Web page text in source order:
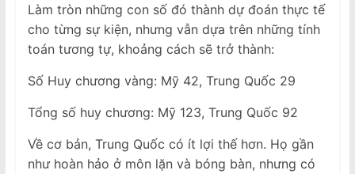
Làm tròn những con số đó thành dự đoán thực tế
cho từng sự kiện, nhưng vẫn dựa trên những tính
toán tương tự, khoảng cách sẽ trở thành:
Số Huy chương vàng: Mỹ 42, Trung Quốc 29
Tổng số huy chương: Mỹ 123, Trung Quốc 92
Về cơ bản, Trung Quốc có ít lợi thế hơn. Họ gần
như hoàn hảo ở môn lặn và bóng bàn, nhưng có